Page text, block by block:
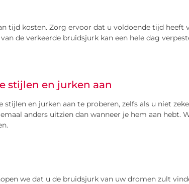
tijd kosten. Zorg ervoor dat u voldoende tijd heeft
de verkeerde bruidsjurk kan een hele dag
stijlen en jurken aan
en jurken aan te proberen, zelfs als u niet
anders uitzien dan wanneer je hem aan hebt.
we dat u de bruidsjurk van uw dromen zult